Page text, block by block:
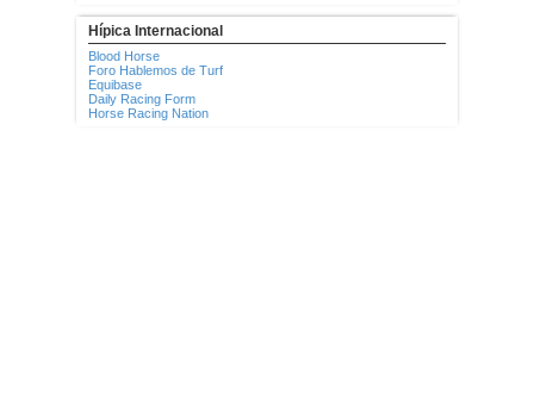
Hípica Internacional
Blood Horse
Foro Hablemos de Turf
Equibase
Daily Racing Form
Horse Racing Nation